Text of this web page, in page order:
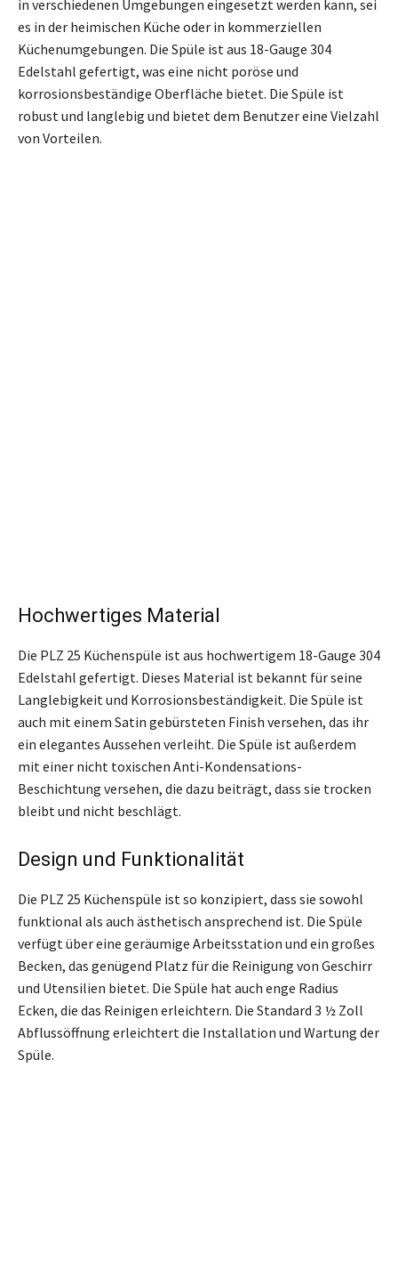
in verschiedenen Umgebungen eingesetzt werden kann, sei
es in der heimischen Küche oder in kommerziellen
Küchenumgebungen. Die Spüle ist aus 18-Gauge 304
Edelstahl gefertigt, was eine nicht poröse und
korrosionsbeständige Oberfläche bietet. Die Spüle ist
robust und langlebig und bietet dem Benutzer eine Vielzahl
von Vorteilen.
Hochwertiges Material
Die PLZ 25 Küchenspüle ist aus hochwertigem 18-Gauge 304
Edelstahl gefertigt. Dieses Material ist bekannt für seine
Langlebigkeit und Korrosionsbeständigkeit. Die Spüle ist
auch mit einem Satin gebürsteten Finish versehen, das ihr
ein elegantes Aussehen verleiht. Die Spüle ist außerdem
mit einer nicht toxischen Anti-Kondensations-
Beschichtung versehen, die dazu beiträgt, dass sie trocken
bleibt und nicht beschlägt.
Design und Funktionalität
Die PLZ 25 Küchenspüle ist so konzipiert, dass sie sowohl
funktional als auch ästhetisch ansprechend ist. Die Spüle
verfügt über eine geräumige Arbeitsstation und ein großes
Becken, das genügend Platz für die Reinigung von Geschirr
und Utensilien bietet. Die Spüle hat auch enge Radius
Ecken, die das Reinigen erleichtern. Die Standard 3 ½ Zoll
Abflussöffnung erleichtert die Installation und Wartung der
Spüle.